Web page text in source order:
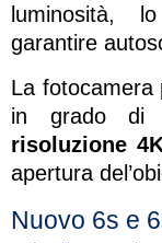
luminosità,
garantire
La fotocamera
in grado di
risoluzione
apertura
Nuovo 6s e